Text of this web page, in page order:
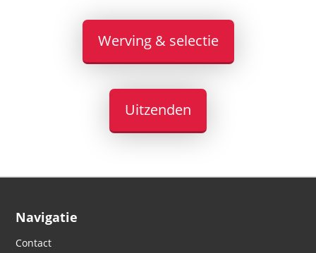
Werving & selectie
Uitzenden
Navigatie
Contact